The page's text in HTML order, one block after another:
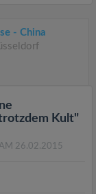
- China
Kult"
AM 26.02.2015